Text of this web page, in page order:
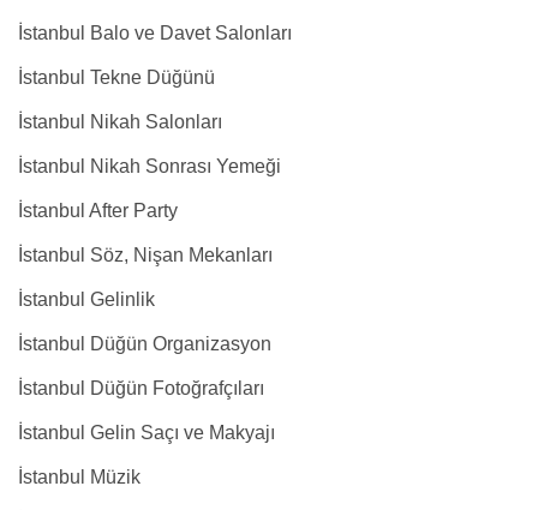
İstanbul Balo ve Davet Salonları
İstanbul Tekne Düğünü
İstanbul Nikah Salonları
İstanbul Nikah Sonrası Yemeği
İstanbul After Party
İstanbul Söz, Nişan Mekanları
İstanbul Gelinlik
İstanbul Düğün Organizasyon
İstanbul Düğün Fotoğrafçıları
İstanbul Gelin Saçı ve Makyajı
İstanbul Müzik